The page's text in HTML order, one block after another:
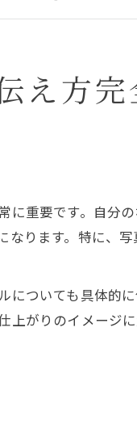
リングを活かす伝
ーダーカット成功
髪型を実現する秘訣
トで失敗を防ぐポイ
ロンで成功させる
み方を徹底解説
らない時の相談方法
時に役立つオーダ
きる美容室カウンセ
オーダー術で迷い知
え方完
重要です。自分
ります。特に、
ついても具体的
がりのイメージ